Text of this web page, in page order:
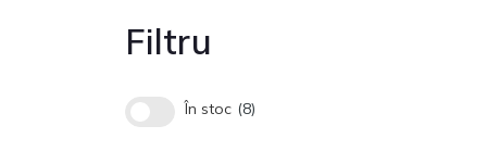
Spumă
Polistiren extrudat
Filtru
În stoc 8